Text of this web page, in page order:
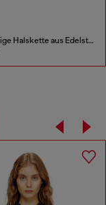
Mehrreihige Halskette aus Edelstahl